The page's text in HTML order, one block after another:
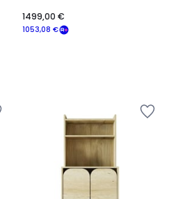
1053,08 €
1499,00 €